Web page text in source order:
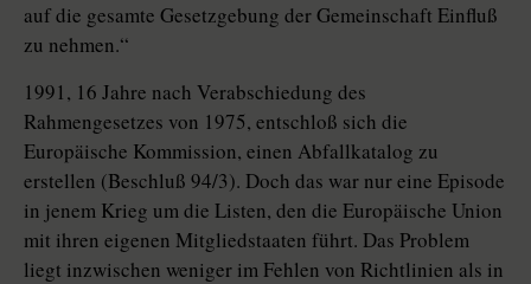
auf die gesamte Gesetzgebung der Gemeinschaft Einfluß
zu nehmen.“
1991, 16 Jahre nach Verabschiedung des
Rahmengesetzes von 1975, entschloß sich die
Europäische Kommission, einen Abfallkatalog zu
erstellen (Beschluß 94/3). Doch das war nur eine Episode
in jenem Krieg um die Listen, den die Europäische Union
mit ihren eigenen Mitgliedstaaten führt. Das Problem
liegt inzwischen weniger im Fehlen von Richtlinien als in